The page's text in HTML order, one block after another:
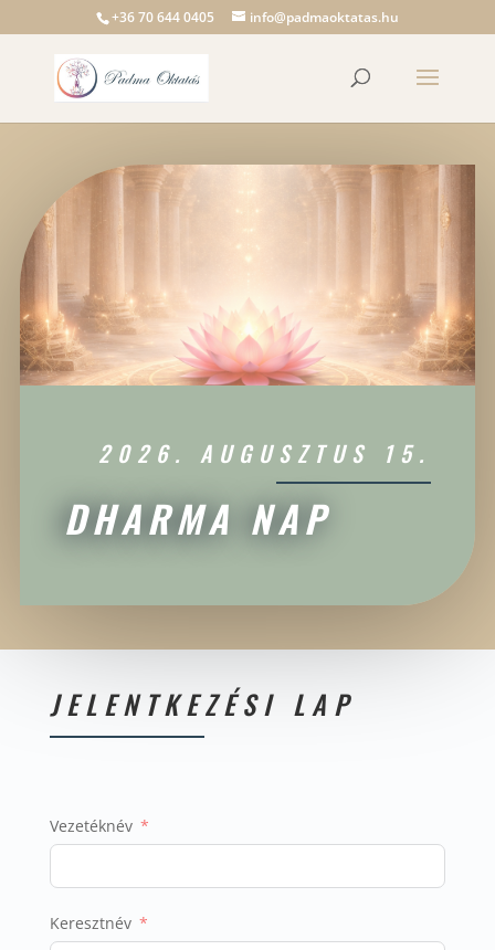
+36 70 644 0405 info@padmaoktatas.hu
2026. AUGUSZTUS 15.
DHARMA NAP
JELENTKEZÉSI LAP
Vezetéknév
Keresztnév